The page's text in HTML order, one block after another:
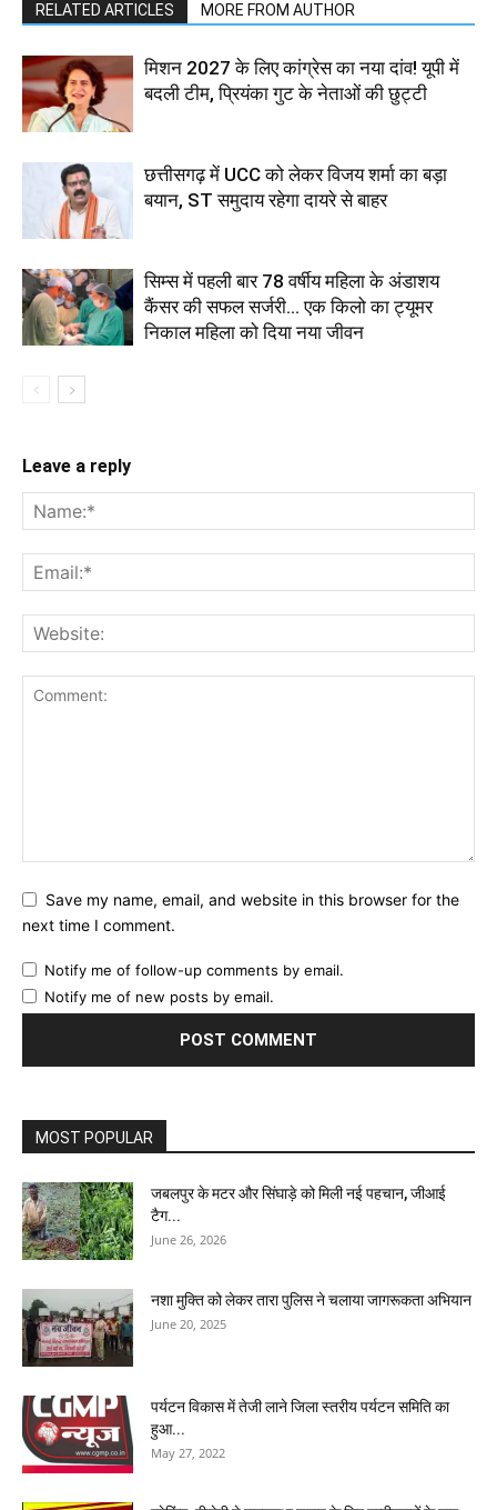
RELATED ARTICLES MORE FROM AUTHOR
मिशन 2027 के लिए कांग्रेस का नया दांव! यूपी में
बदली टीम, प्रियंका गुट के नेताओं की छुट्टी
छत्तीसगढ़ में UCC को लेकर विजय शर्मा का बड़ा
बयान, ST समुदाय रहेगा दायरे से बाहर
सिम्स में पहली बार 78 वर्षीय महिला के अंडाशय
कैंसर की सफल सर्जरी... एक किलो का ट्यूमर
निकाल महिला को दिया नया जीवन
Leave a reply
Save my name, email, and website in this browser for the
next time I comment.
Notify me of follow-up comments by email.
Notify me of new posts by email.
MOST POPULAR
जबलपुर के मटर और सिंघाड़े को मिली नई पहचान, जीआई
टैग...
June 26, 2026
नशा मुक्ति को लेकर तारा पुलिस ने चलाया जागरूकता अभियान
June 20, 2025
पर्यटन विकास में तेजी लाने जिला स्तरीय पर्यटन समिति का
हुआ...
May 27, 2022